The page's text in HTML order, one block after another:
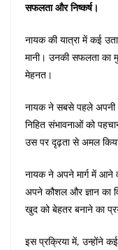
सफलता और निष्कर्ष।
नायक की यात्रा में कई
मानी। उनकी सफलता
मेहनत।
नायक ने सबसे पहले अपनी
निहित संभावनाओं को
उस पर दृढ़ता से अमल
नायक ने अपने मार्ग में आने
अपने कौशल और ज्ञान का
खुद को बेहतर बनाने का
इस प्रक्रिया में, उन्होंने